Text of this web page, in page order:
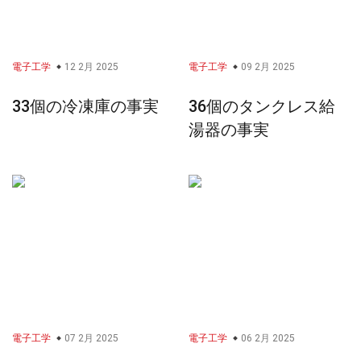
電子工学 12 2月 2025
33個の冷凍庫の事実
電子工学 09 2月 2025
36個のタンクレス給
湯器の事実
電子工学 07 2月 2025 電子工学 06 2月 2025